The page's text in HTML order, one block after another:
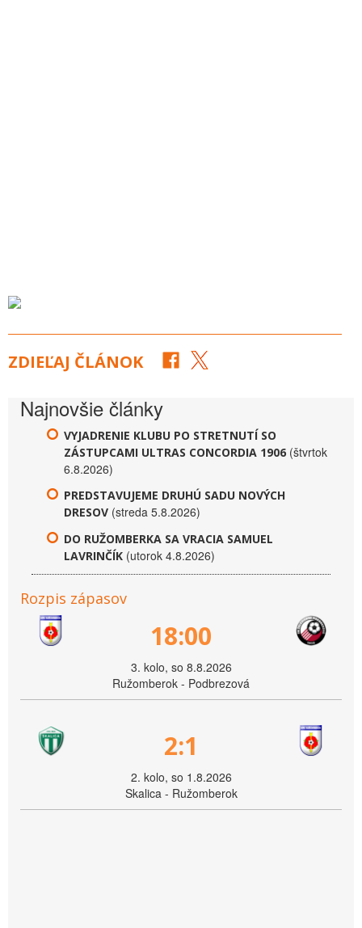
ZDIEĽAJ ČLÁNOK
Najnovšie články
VYJADRENIE KLUBU PO STRETNUTÍ SO
ZÁSTUPCAMI ULTRAS CONCORDIA 1906 (štvrtok
6.8.2026)
PREDSTAVUJEME DRUHÚ SADU NOVÝCH
DRESOV (streda 5.8.2026)
DO RUŽOMBERKA SA VRACIA SAMUEL
LAVRINČÍK (utorok 4.8.2026)
Rozpis zápasov
18:00
3. kolo, so 8.8.2026
Ružomberok - Podbrezová
2:1
2. kolo, so 1.8.2026
Skalica - Ružomberok